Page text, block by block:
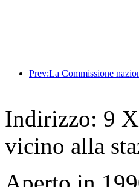
Indirizzo: 9
vicino alla